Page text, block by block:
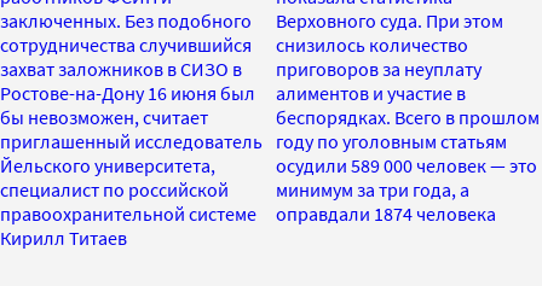
заключенных. Без подобного
сотрудничества случившийся
захват заложников в СИЗО в
Ростове-на-Дону 16 июня был
бы невозможен, считает
приглашенный исследователь
Йельского университета,
специалист по российской
правоохранительной системе
Кирилл Титаев
Верховного суда. При этом
снизилось количество
приговоров за неуплату
алиментов и участие в
беспорядках. Всего в прошлом
году по уголовным статьям
осудили 589 000 человек — это
минимум за три года, а
оправдали 1874 человека